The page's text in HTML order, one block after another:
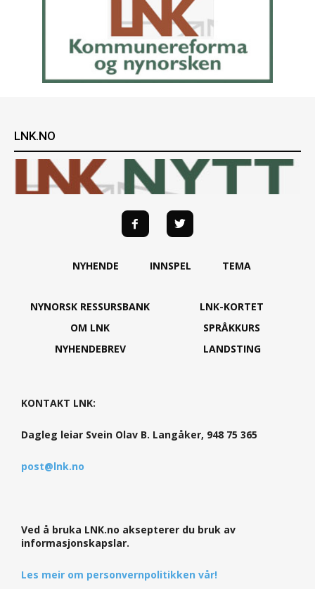
LNK.NO
NYHENDE INNSPEL TEMA
NYNORSK RESSURSBANK
OM LNK
NYHENDEBREV
LNK-KORTET
SPRÅKKURS
LANDSTING
KONTAKT LNK:
Dagleg leiar Svein Olav B. Langåker, 948 75 365
post@lnk.no
Ved å bruka LNK.no aksepterer du bruk av
informasjonskapslar.
Les meir om personvernpolitikken vår!